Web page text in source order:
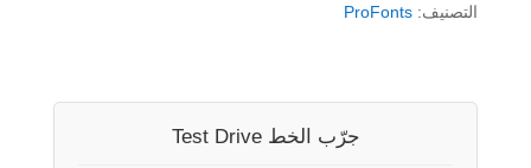
RTL-
التصنيف: ProFonts
جرّب الخط Test Drive